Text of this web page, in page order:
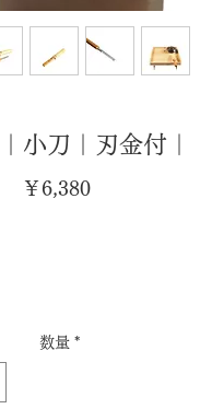
小刀｜刃金付｜
￥6,380価
数量 *